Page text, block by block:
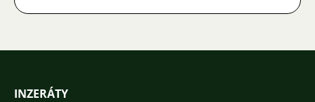
INZERÁTY